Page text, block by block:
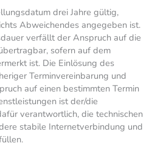
drei Jahre gültig,
Abweichendes angegeben ist.
verfällt der Anspruch auf die
sofern auf dem
ist. Die Einlösung des
Terminvereinbarung und
auf einen bestimmten Termin
ist der/die
verantwortlich, die technischen
stabile Internetverbindung und